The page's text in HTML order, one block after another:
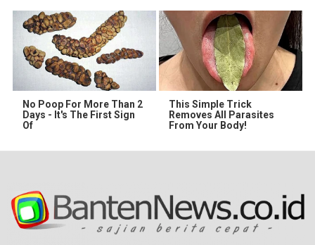
No Poop For More Than 2
Days - It's The First Sign
Of
This Simple Trick
Removes All Parasites
From Your Body!